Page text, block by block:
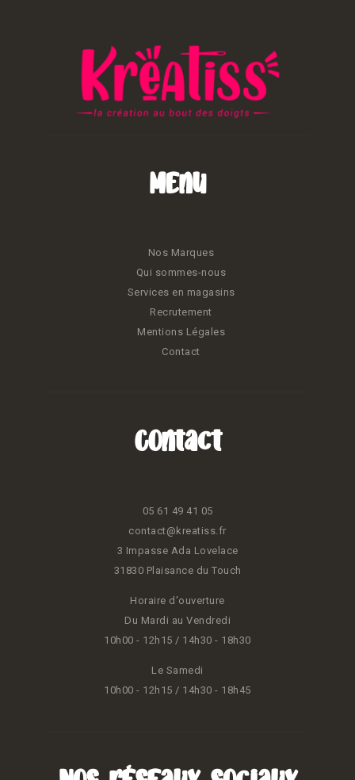
Menu
Nos Marques
Qui sommes-nous
Services en magasins
Recrutement
Mentions Légales
Contact
Contact
05 61 49 41 05
contact@kreatiss.fr
3 Impasse Ada Lovelace
31830 Plaisance du Touch
Horaire d'ouverture
Du Mardi au Vendredi
10h00 - 12h15 / 14h30 - 18h30
Le Samedi
10h00 - 12h15 / 14h30 - 18h45